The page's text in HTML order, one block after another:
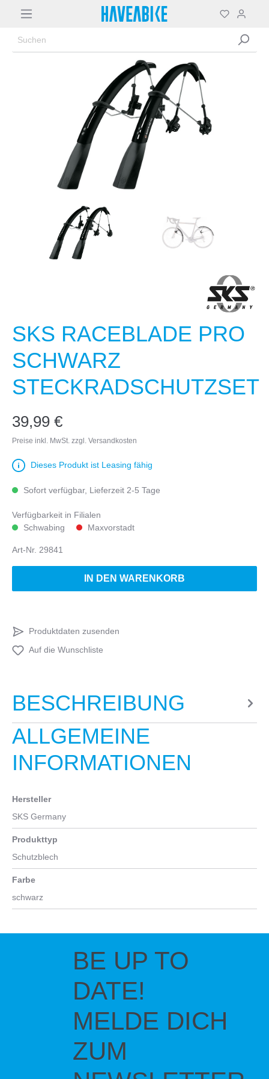
SKS RACEBLADE PRO
SCHWARZ
STECKRADSCHUTZSET
39,99 €
Preise inkl. MwSt. zzgl. Versandkosten
Dieses Produkt ist Leasing fähig
Sofort verfügbar, Lieferzeit 2-5 Tage
Verfügbarkeit in Filialen
Schwabing
Maxvorstadt
Art-Nr. 29841
IN DEN WARENKORB
Produktdaten zusenden
Auf die Wunschliste
BESCHREIBUNG
ALLGEMEINE
INFORMATIONEN
Hersteller
SKS Germany
Produkttyp
Schutzblech
Farbe
schwarz
BE UP TO
DATE!
MELDE DICH
ZUM